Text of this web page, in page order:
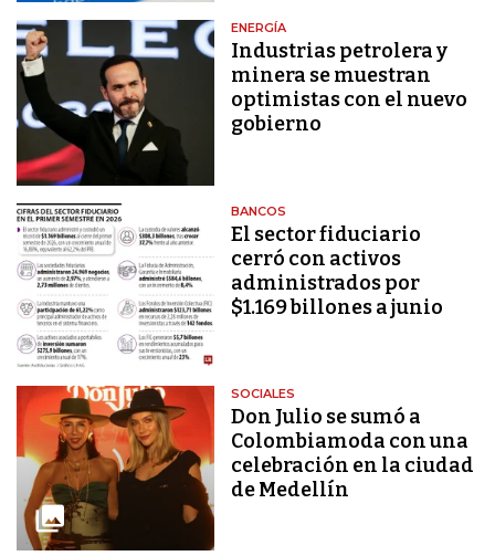
ENERGÍA
Industrias petrolera y
minera se muestran
optimistas con el nuevo
gobierno
BANCOS
El sector fiduciario
cerró con activos
administrados por
$1.169 billones a junio
SOCIALES
Don Julio se sumó a
Colombiamoda con una
celebración en la ciudad
de Medellín